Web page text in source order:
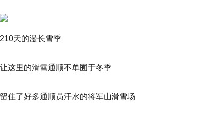
210天的漫长雪季
让这里的滑雪通顺不单囿于冬季
留住了好多通顺员汗水的将军山滑雪场